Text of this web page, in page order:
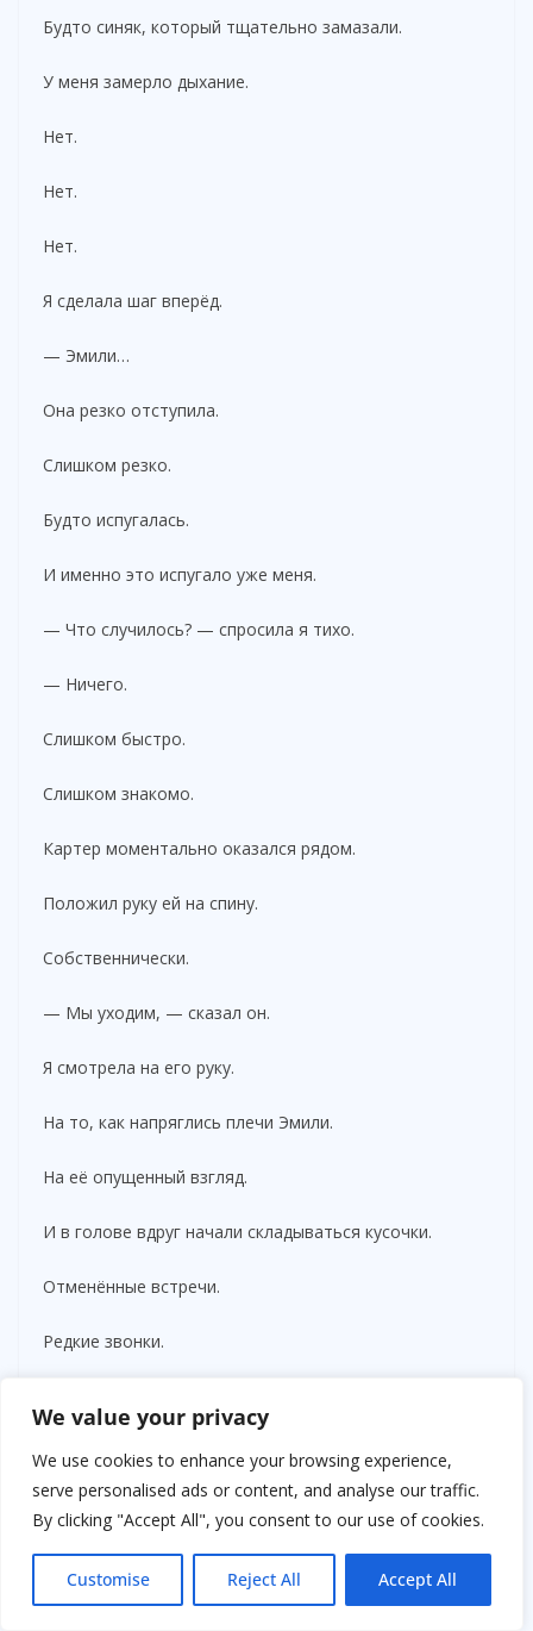
We value your privacy
We use cookies to enhance your browsing experience,
serve personalised ads or content, and analyse our traffic.
By clicking "Accept All", you consent to our use of cookies.
Customise Reject All Accept All
Будто синяк, который тщательно замазали.
У меня замерло дыхание.
Нет.
Нет.
Нет.
Я сделала шаг вперёд.
— Эмили…
Она резко отступила.
Слишком резко.
Будто испугалась.
И именно это испугало уже меня.
— Что случилось? — спросила я тихо.
— Ничего.
Слишком быстро.
Слишком знакомо.
Картер моментально оказался рядом.
Положил руку ей на спину.
Собственнически.
— Мы уходим, — сказал он.
Я смотрела на его руку.
На то, как напряглись плечи Эмили.
На её опущенный взгляд.
И в голове вдруг начали складываться кусочки.
Отменённые встречи.
Редкие звонки.
Тишина.
Её неожиданное желание срочно выйти замуж.
Фермерский дом.